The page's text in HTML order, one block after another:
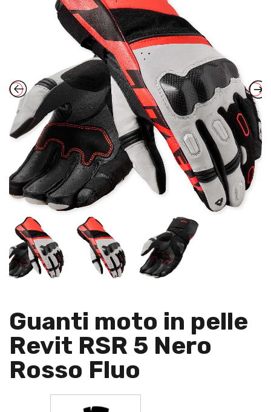
Guanti moto in pelle
Revit RSR 5 Nero
Rosso Fluo